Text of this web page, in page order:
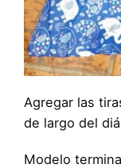
Agregar las
de largo del
Modelo